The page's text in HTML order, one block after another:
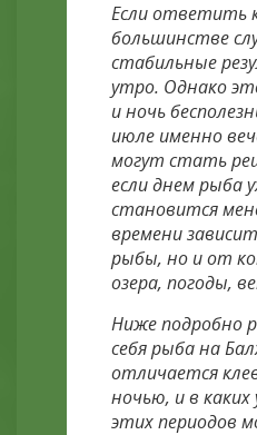
Если ответить
большинстве
стабильные
утро. Однако
и ночь
июле именно
могут стать
если днем рыба
становится
времени
рыбы, но и от
озера, погоды,
Ниже подробно
себя рыба на
отличается
ночью, и в каких
этих периодов